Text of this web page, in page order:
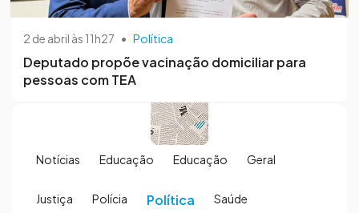
2 de abril às 11h27 • Política
Deputado propõe vacinação domiciliar para
pessoas com TEA
Notícias Educação Educação Geral
Justiça Polícia Política Saúde